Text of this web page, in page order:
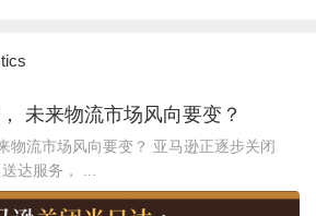
未来物流市场风向要变？
物流市场风向要变？ 亚马逊正逐步关闭
达服务， ...